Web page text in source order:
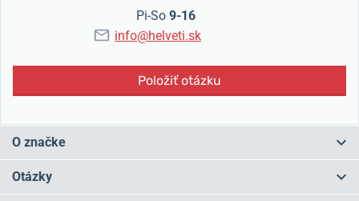
Pi-So 9-16
info@helveti.sk
Položiť otázku
O značke
titánu
Otázky